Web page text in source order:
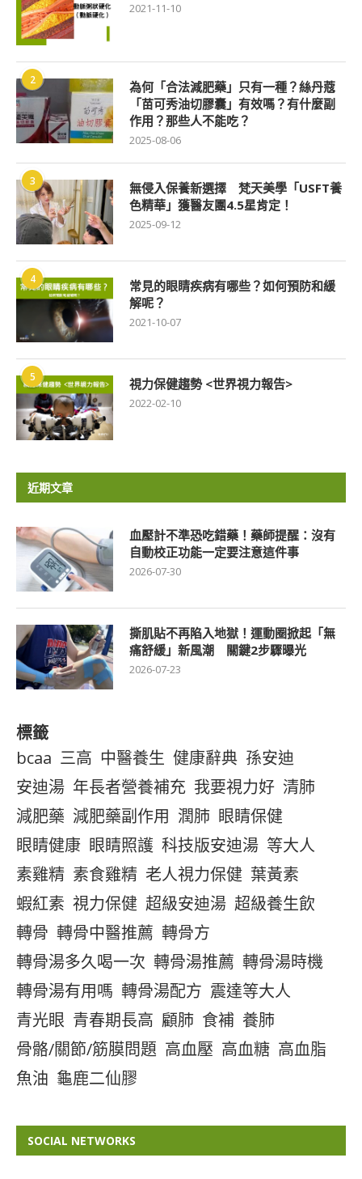
2021-11-10
2
為何「合法減肥藥」只有一種？絲丹蔻
「苗可秀油切膠囊」有效嗎？有什麼副
作用？那些人不能吃？
2025-08-06
3
無侵入保養新選擇 梵天美學「USFT養
色精華」獲醫友團4.5星肯定！
2025-09-12
4
常見的眼睛疾病有哪些？如何預防和緩
解呢？
2021-10-07
5 視力保健趨勢 <世界視力報告>
2022-02-10
近期文章
血壓計不準恐吃錯藥！藥師提醒：沒有
自動校正功能一定要注意這件事
2026-07-30
撕肌貼不再陷入地獄！運動圈掀起「無
痛舒緩」新風潮 關鍵2步驟曝光
2026-07-23
標籤
bcaa 三高 中醫養生 健康辭典 孫安迪
安迪湯 年長者營養補充 我要視力好 清肺
減肥藥 減肥藥副作用 潤肺 眼睛保健
眼睛健康 眼睛照護 科技版安迪湯 等大人
素雞精 素食雞精 老人視力保健 葉黃素
蝦紅素 視力保健 超級安迪湯 超級養生飲
轉骨 轉骨中醫推薦 轉骨方
轉骨湯多久喝一次 轉骨湯推薦 轉骨湯時機
轉骨湯有用嗎 轉骨湯配方 震達等大人
青光眼 青春期長高 顧肺 食補 養肺
骨骼/關節/筋膜問題 高血壓 高血糖 高血脂
魚油 龜鹿二仙膠
SOCIAL NETWORKS